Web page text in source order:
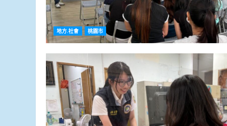
地方.社會 桃園市